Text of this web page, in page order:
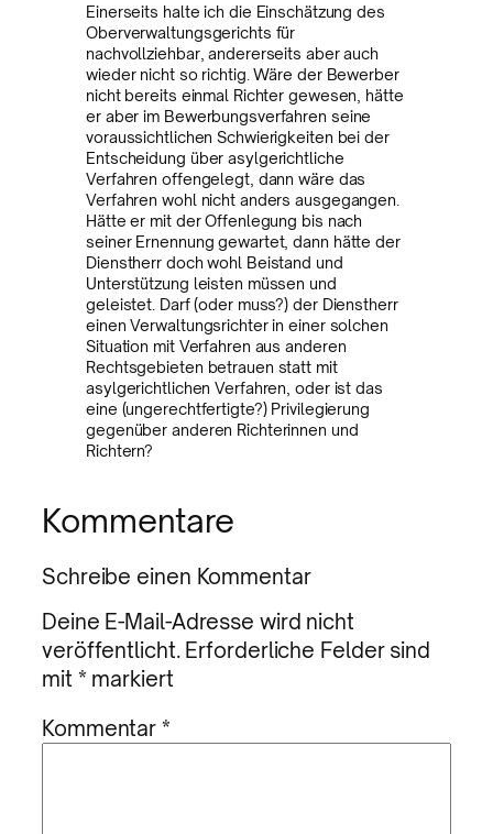
Einerseits halte ich die Einschätzung des
Oberverwaltungsgerichts für
nachvollziehbar, andererseits aber auch
wieder nicht so richtig. Wäre der Bewerber
nicht bereits einmal Richter gewesen, hätte
er aber im Bewerbungsverfahren seine
voraussichtlichen Schwierigkeiten bei der
Entscheidung über asylgerichtliche
Verfahren offengelegt, dann wäre das
Verfahren wohl nicht anders ausgegangen.
Hätte er mit der Offenlegung bis nach
seiner Ernennung gewartet, dann hätte der
Dienstherr doch wohl Beistand und
Unterstützung leisten müssen und
geleistet. Darf (oder muss?) der Dienstherr
einen Verwaltungsrichter in einer solchen
Situation mit Verfahren aus anderen
Rechtsgebieten betrauen statt mit
asylgerichtlichen Verfahren, oder ist das
eine (ungerechtfertigte?) Privilegierung
gegenüber anderen Richterinnen und
Richtern?
Kommentare
Schreibe einen Kommentar
Deine E-Mail-Adresse wird nicht
veröffentlicht. Erforderliche Felder sind
mit * markiert
Kommentar*